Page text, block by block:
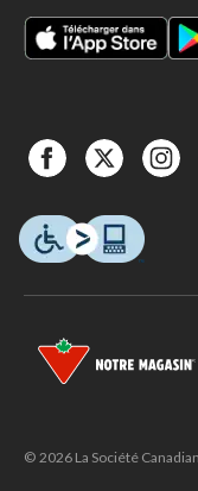
© 2026 La Société